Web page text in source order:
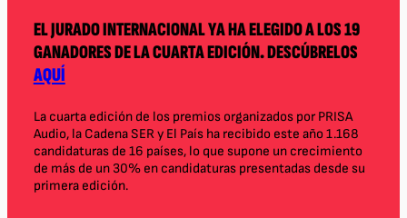
EL JURADO INTERNACIONAL YA HA ELEGIDO A LOS 19
GANADORES DE LA CUARTA EDICIÓN. DESCÚBRELOS
AQUÍ
La cuarta edición de los premios organizados por PRISA
Audio, la Cadena SER y El País ha recibido este año 1.168
candidaturas de 16 países, lo que supone un crecimiento
de más de un 30% en candidaturas presentadas desde su
primera edición.